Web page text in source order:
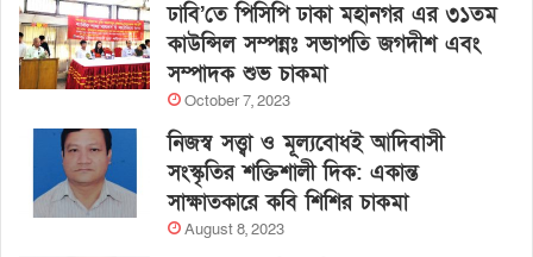
ঢাবি’তে পিসিপি ঢাকা মহানগর এর ৩১তম
কাউন্সিল সম্পন্নঃ সভাপতি জগদীশ এবং
সম্পাদক শুভ চাকমা
October 7, 2023
নিজস্ব সত্ত্বা ও মূল্যবোধই আদিবাসী
সংস্কৃতির শক্তিশালী দিক: একান্ত
সাক্ষাতকারে কবি শিশির চাকমা
August 8, 2023